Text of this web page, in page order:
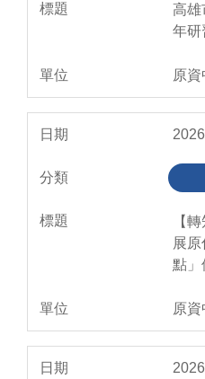
高雄
年研
原
【
展
點」
原